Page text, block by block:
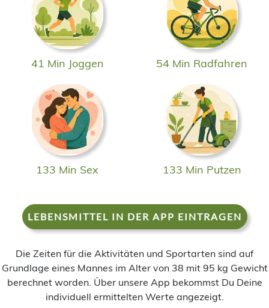
41 Min Joggen 54 Min Radfahren
133 Min Sex 133 Min Putzen
LEBENSMITTEL IN DER APP EINTRAGEN
Die Zeiten für die Aktivitäten und Sportarten sind auf
Grundlage eines Mannes im Alter von 38 mit 95 kg Gewicht
berechnet worden. Über unsere App bekommst Du Deine
individuell ermittelten Werte angezeigt.